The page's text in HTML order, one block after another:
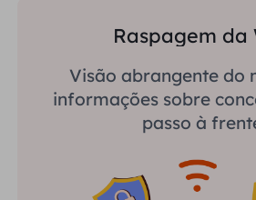
Raspagem da
Visão abrangente do
informações sobre
passo à